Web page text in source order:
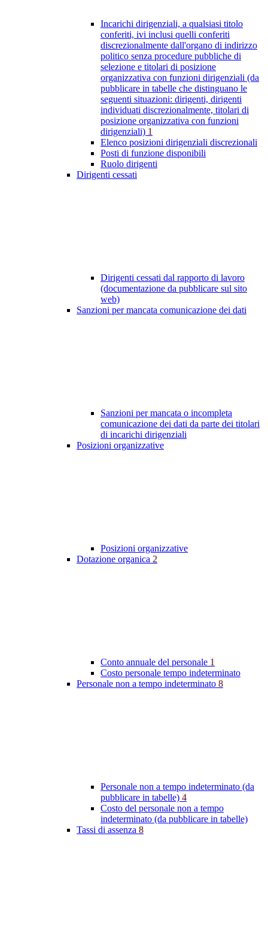
Incarichi dirigenziali, a qualsiasi titolo
conferiti, ivi inclusi quelli conferiti
discrezionalmente dall'organo di indirizzo
politico senza procedure pubbliche di
selezione e titolari di posizione
organizzativa con funzioni dirigenziali (da
pubblicare in tabelle che distinguano le
seguenti situazioni: dirigenti, dirigenti
individuati discrezionalmente, titolari di
posizione organizzativa con funzioni
dirigenziali) 1
Elenco posizioni dirigenziali discrezionali
Posti di funzione disponibili
Ruolo dirigenti
Dirigenti cessati
Dirigenti cessati dal rapporto di lavoro
(documentazione da pubblicare sul sito
web)
Sanzioni per mancata comunicazione dei dati
Sanzioni per mancata o incompleta
comunicazione dei dati da parte dei titolari
di incarichi dirigenziali
Posizioni organizzative
Posizioni organizzative
Dotazione organica 2
Conto annuale del personale 1
Costo personale tempo indeterminato
Personale non a tempo indeterminato 8
Personale non a tempo indeterminato (da
pubblicare in tabelle) 4
Costo del personale non a tempo
indeterminato (da pubblicare in tabelle)
Tassi di assenza 8